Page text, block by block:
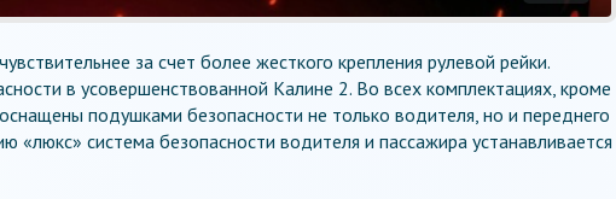
за счет более жесткого крепления рулевой рейки.
в усовершенствованной Калине 2. Во всех комплектациях, кроме
подушками безопасности не только водителя, но и переднего
«люкс» система безопасности водителя и пассажира устанавливается